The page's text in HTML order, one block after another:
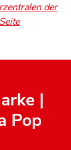
der
|
Pop